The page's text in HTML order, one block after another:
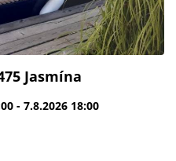
Jasmína
- 7.8.2026 18:00